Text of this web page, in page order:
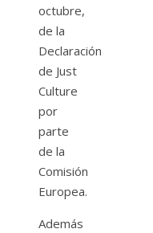
octubre,
de la
Declaración
de Just
Culture
por
parte
de la
Comisión
Europea.
Además